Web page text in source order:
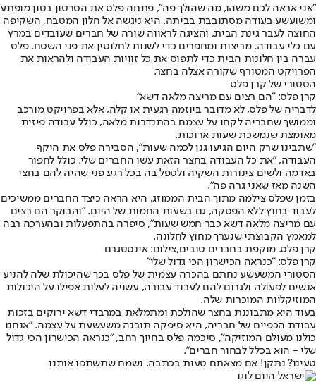
"אני אראה לכם משהו, מה שהולך פה", פתחה פלס את הסרטון בטון מופתע
ומשועשע בעודה מסתובבת בביתה. היא ניגשה אל חלון המטבח, השקיפה
החוצה לעבר גינת הבית, והציגה לראווה שורה של חברים שעובדים במרץ
עם כלי עבודה, מריצות ומחפרים כדי לשנות לחלוטין את פני השטח. פלס
עברה בין חלונות הבית כדי לתפוס את כל זוויות העבודה ולהראות את
הפרויקט המטורף שקורה אצלה בחצר.
הסטורי של קרן פלס
קרן פלס: "הם רצים עם מריצה מלאה דשא"
לדבריה של פלס, לא מדובר ביוזמה רגעית או קלה, אלא בפרויקט מורכב
וממושך שחבריה לקחו על עצמם בהתנדבות מלאה, כולל עבודה פיזית
מאומצת שנמשכת שעות ארוכות.
"שתבינו שרק היום הגיעו גנן לכמה שעות", הסבירה פלס את היקף
העבודה, "את כל העבודה בחצר הזאת עשו החברים שלי. כולל לחפור
באדמה ולשים צינורות השקיה ולטפל בה בכל רגע פני שהיה להם בחצי
השנה מאז שאני גרה פה".
בזמן שפלס צילמה מתוך הבית הממוזג, היא הראה כיצד החברים ממשיכים
לעבוד בחוץ ללא הפסקה, גם בשעות החמות של היום. "והבוקר הם רצים
עם מריצה מלאה דשא כבר חמש שעות", סיפרה בהתפעלות ובהערכה רבה
למאמץ הקבוצתי שנערך מחוץ לחלונה.
קרן פלס. מוקפת בחברים טובים,צילום: אינסטגרם
קרן פלס: "כנראה הכישרון הכי גדול שלי"
הסטורי המשעשע נחתם בהכרה עצמית של פלס בכך שהיכולת שלה להניע
אנשים לפעולה ולגרום להם לעבוד עבורה, עשויה לעלות אפילו על היכולות
המוזיקליות המוכרות שלה.
בעוד היא מתבוננת בחצר שהולכת ומתמלאת במרבדי דשא ירוקים בזכות
עבודת הכפיים של חבריה, היא סיפקה תובנה משעשעת על עצמה. "אנחנו
כולנו מעולם המוזיקה", סיכמה פלס בחיוך רחב, "כנראה הכישרון הכי גדול
שלי - הוא בכלל לבחור חברים".
טעינו? נתקן! אם מצאתם טעות בכתבה, נשמח שתשתפו אותנו